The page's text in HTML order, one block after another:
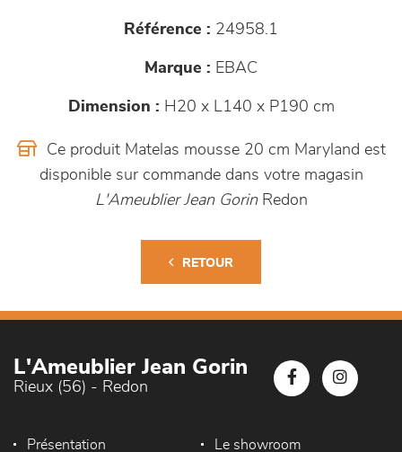
Référence : 24958.1
Marque : EBAC
Dimension : H20 x L140 x P190 cm
Ce produit Matelas mousse 20 cm Maryland est
disponible sur commande dans votre magasin
L'Ameublier Jean GorinRedon
RETOUR
L'Ameublier Jean Gorin
Rieux (56) - Redon
Présentation Le showroom